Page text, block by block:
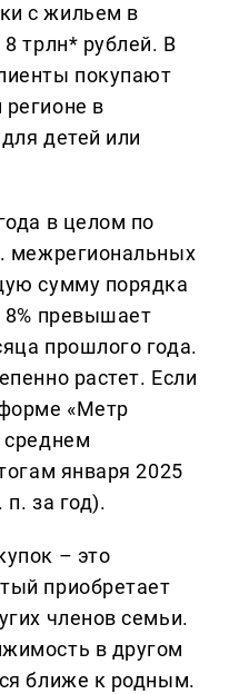
с жильем в
8 трлн* рублей. В
покупают
в
детей или
в целом по
межрегиональных
сумму порядка
8% превышает
прошлого года.
растет. Если
«Метр
января 2025
п. за год).
– это
приобретает
членов семьи.
в другом
ближе к родным.